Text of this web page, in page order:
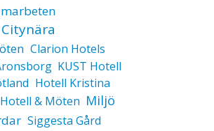
Citynära
Clarion Hotels
KUST Hotell
Hotell Kristina
& Möten Miljö
Siggesta Gård